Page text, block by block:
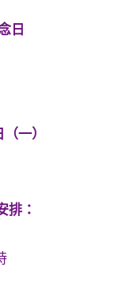
日
一）
排：